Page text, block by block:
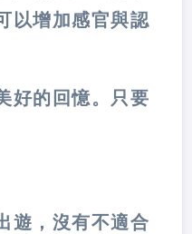
以增加感官與認
好的回憶。只要
遊，沒有不適合